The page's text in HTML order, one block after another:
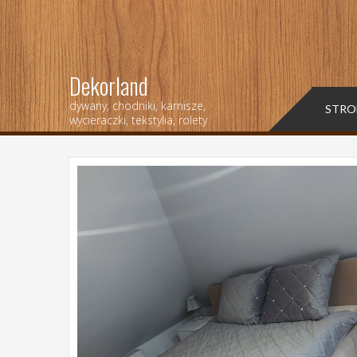
Dekorland
dywany, chodniki, karnisze,
wycieraczki, tekstylia, rolety